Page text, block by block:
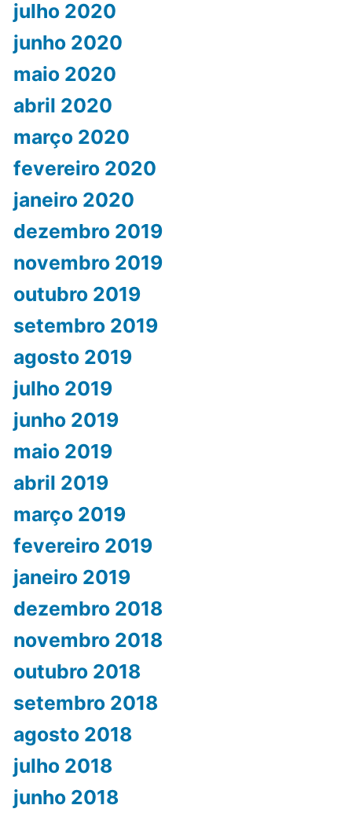
julho 2020
junho 2020
maio 2020
abril 2020
março 2020
fevereiro 2020
janeiro 2020
dezembro 2019
novembro 2019
outubro 2019
setembro 2019
agosto 2019
julho 2019
junho 2019
maio 2019
abril 2019
março 2019
fevereiro 2019
janeiro 2019
dezembro 2018
novembro 2018
outubro 2018
setembro 2018
agosto 2018
julho 2018
junho 2018